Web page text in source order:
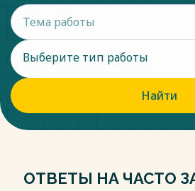
Выберите тип работы
Найти
ОТВЕТЫ НА ЧАСТО